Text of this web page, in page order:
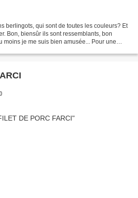
berlingots, qui sont de toutes les couleurs? Et
Bon, biensûr ils sont ressemblants, bon
moins je me suis bien amusée... Pour une